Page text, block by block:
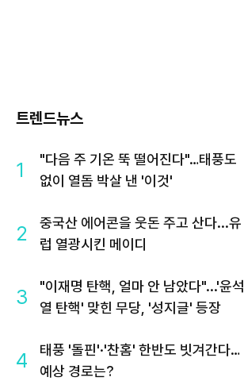
트렌드뉴스
1
"다음 주 기온 뚝 떨어진다"…태풍도
없이 열돔 박살 낸 '이것'
2
중국산 에어콘을 웃돈 주고 산다...유
럽 열광시킨 메이디
3
"이재명 탄핵, 얼마 안 남았다"...'윤석
열 탄핵' 맞힌 무당, '성지글' 등장
4
태풍 '돌핀'·'찬홈' 한반도 빗겨간다…
예상 경로는?